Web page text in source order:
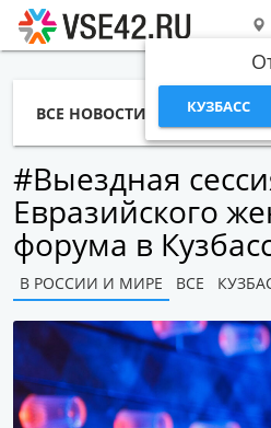
КУЗБАСС
ВСЕ НОВОСТИ СТАТЬИ
#Выездная
Евразийского
форума в
В РОССИИ И МИРЕ ВСЕ